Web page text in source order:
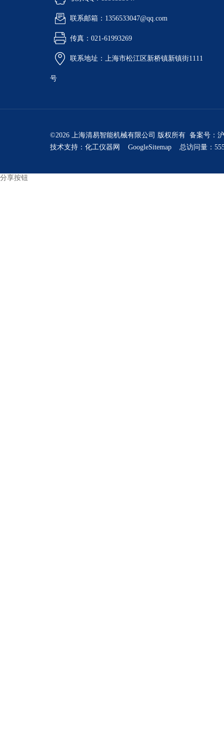
联系邮箱：1356533047@qq.com
传真：021-61993269
联系地址：上海市松江区新桥镇新镇街1111
号
©2026 上海清易智能机械有限公司 版权所有 备案号：
技术支持： 化工仪器网 GoogleSitemap 总访问量：
分享按钮